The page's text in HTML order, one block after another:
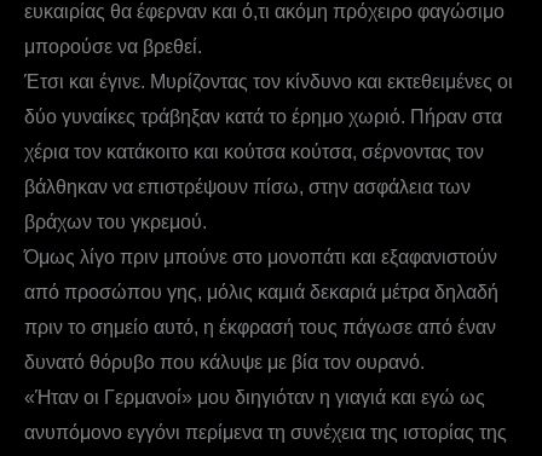
ευκαιρίας θα έφερναν και ό,τι ακόμη πρόχειρο φαγώσιμο
μπορούσε να βρεθεί.
Έτσι και έγινε. Μυρίζοντας τον κίνδυνο και εκτεθειμένες οι
δύο γυναίκες τράβηξαν κατά το έρημο χωριό. Πήραν στα
χέρια τον κατάκοιτο και κούτσα κούτσα, σέρνοντας τον
βάλθηκαν να επιστρέψουν πίσω, στην ασφάλεια των
βράχων του γκρεμού.
Όμως λίγο πριν μπούνε στο μονοπάτι και εξαφανιστούν
από προσώπου γης, μόλις καμιά δεκαριά μέτρα δηλαδή
πριν το σημείο αυτό, η έκφρασή τους πάγωσε από έναν
δυνατό θόρυβο που κάλυψε με βία τον ουρανό.
«Ήταν οι Γερμανοί» μου διηγιόταν η γιαγιά και εγώ ως
ανυπόμονο εγγόνι περίμενα τη συνέχεια της ιστορίας της